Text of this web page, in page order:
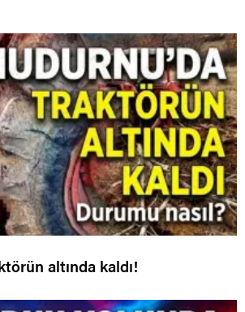
altında kaldı!